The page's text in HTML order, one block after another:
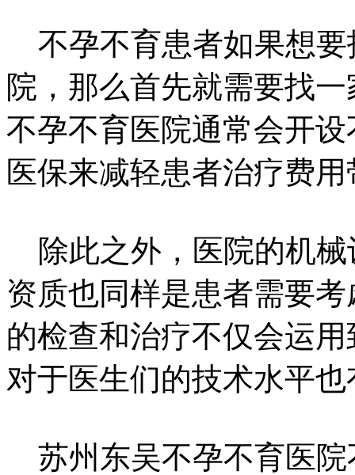
不孕不育患者如果想要
院，那么首先就需要找
不孕不育医院通常会开
医保来减轻患者治疗费
除此之外，医院的机械
资质也同样是患者需要
的检查和治疗不仅会运
对于医生们的技术水平
苏州东吴不孕不育医院